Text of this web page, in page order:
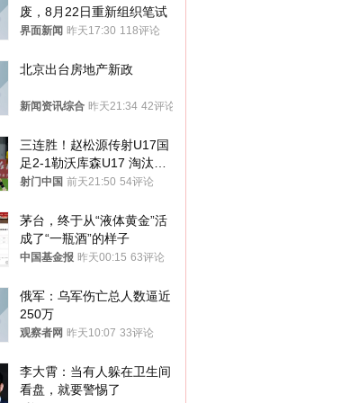
废，8月22日重新组织笔试
界面新闻 昨天17:30 118评论
北京出台房地产新政
新闻资讯综合 昨天21:34 42评论
三连胜！赵松源传射U17国
足2-1勒沃库森U17 淘汰赛
将战河床
射门中国 前天21:50 54评论
茅台，终于从“液体黄金”活
成了“一瓶酒”的样子
中国基金报 昨天00:15 63评论
俄军：乌军伤亡总人数逼近
250万
观察者网 昨天10:07 33评论
李大霄：当有人躲在卫生间
看盘，就要警惕了